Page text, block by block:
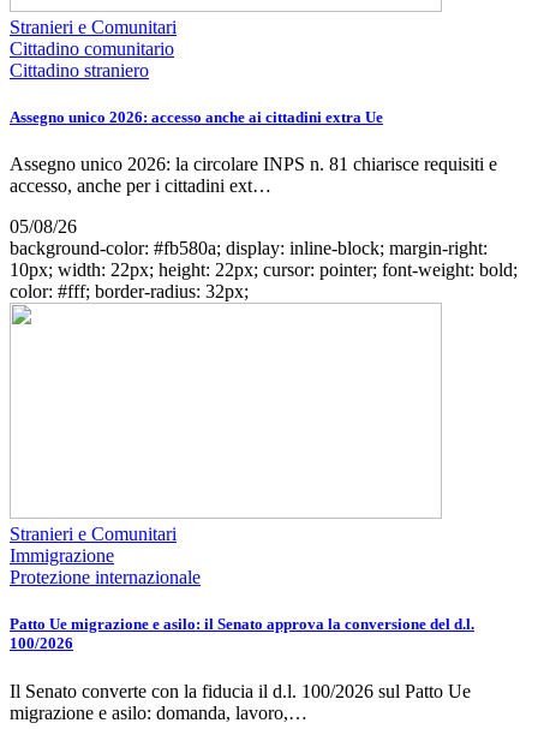
Stranieri e Comunitari
Cittadino comunitario
Cittadino straniero
Assegno unico 2026: accesso anche ai cittadini extra Ue
Assegno unico 2026: la circolare INPS n. 81 chiarisce requisiti e
accesso, anche per i cittadini ext…
05/08/26
background-color: #fb580a; display: inline-block; margin-right:
10px; width: 22px; height: 22px; cursor: pointer; font-weight: bold;
color: #fff; border-radius: 32px;
Stranieri e Comunitari
Immigrazione
Protezione internazionale
Patto Ue migrazione e asilo: il Senato approva la conversione del d.l.
100/2026
Il Senato converte con la fiducia il d.l. 100/2026 sul Patto Ue
migrazione e asilo: domanda, lavoro,…